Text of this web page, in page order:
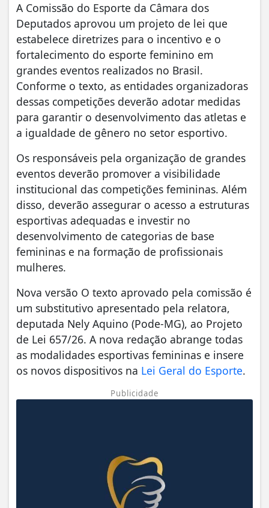
A Comissão do Esporte da Câmara dos
Deputados aprovou um projeto de lei que
estabelece diretrizes para o incentivo e o
fortalecimento do esporte feminino em
grandes eventos realizados no Brasil.
Conforme o texto, as entidades organizadoras
dessas competições deverão adotar medidas
para garantir o desenvolvimento das atletas e
a igualdade de gênero no setor esportivo.
Os responsáveis pela organização de grandes
eventos deverão promover a visibilidade
institucional das competições femininas. Além
disso, deverão assegurar o acesso a estruturas
esportivas adequadas e investir no
desenvolvimento de categorias de base
femininas e na formação de profissionais
mulheres.
Nova versão O texto aprovado pela comissão é
um substitutivo apresentado pela relatora,
deputada Nely Aquino (Pode-MG), ao Projeto
de Lei 657/26. A nova redação abrange todas
as modalidades esportivas femininas e insere
os novos dispositivos na Lei Geral do Esporte.
Publicidade